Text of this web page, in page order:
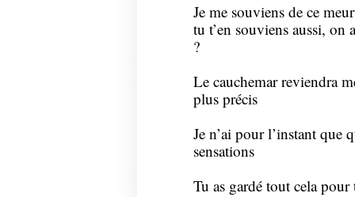
Je me souviens de ce
tu t’en souviens aussi, on
?
Le cauchemar reviendra
plus précis
Je n’ai pour l’instant que
sensations
Tu as gardé tout cela pour